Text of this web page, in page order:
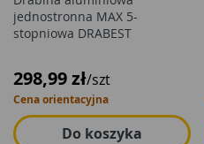
jednostronna MAX 5-
stopniowa DRABEST
298,99 zł/szt
Cena orientacyjna
Do koszyka